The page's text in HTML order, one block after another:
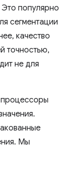
Это популярно
сегментации
качество
точностью,
не для
процессоры
Мы